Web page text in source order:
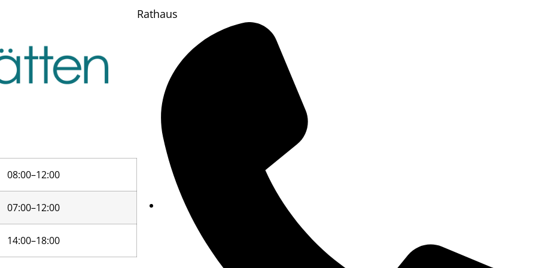
08:00–12:00
07:00–12:00
14:00–18:00
Rathaus